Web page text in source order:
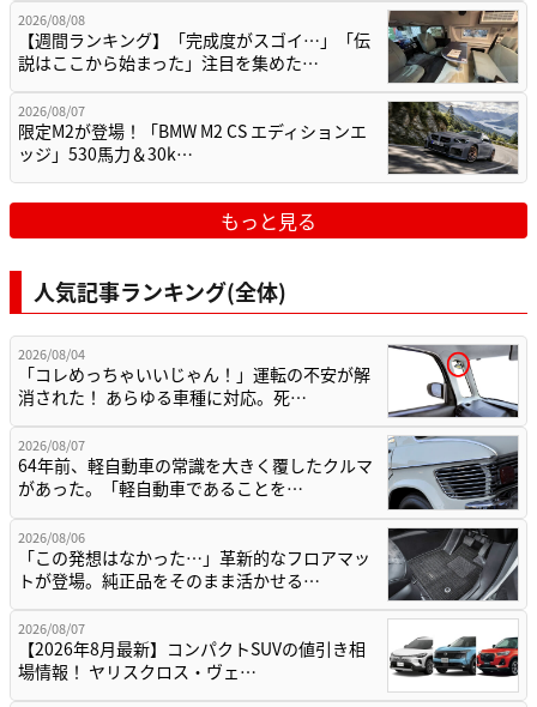
2026/08/08
【週間ランキング】「完成度がスゴイ…」「伝
説はここから始まった」注目を集めた…
2026/08/07
限定M2が登場！「BMW M2 CS エディションエ
ッジ」530馬力＆30k…
もっと見る
人気記事ランキング(全体)
2026/08/04
「コレめっちゃいいじゃん！」運転の不安が解
消された！ あらゆる車種に対応。死…
2026/08/07
64年前、軽自動車の常識を大きく覆したクルマ
があった。「軽自動車であることを…
2026/08/06
「この発想はなかった…」革新的なフロアマッ
トが登場。純正品をそのまま活かせる…
2026/08/07
【2026年8月最新】コンパクトSUVの値引き相
場情報！ ヤリスクロス・ヴェ…